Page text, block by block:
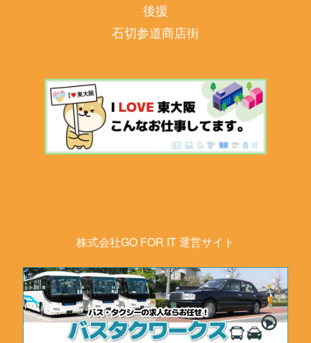
後援
石切参道商店街
株式会社GO FOR IT 運営サイト